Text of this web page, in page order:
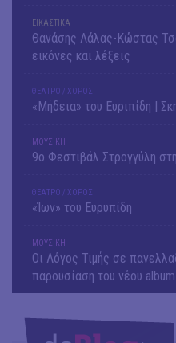
ΕΙΚΑΣΤΙΚΑ
Θανάσης Λάλας-Κώστας
εικόνες και λέξεις
ΘΕΑΤΡΟ / ΧΟΡΟΣ
«Μήδεια» του Ευριπίδη |
ΜΟΥΣΙΚΗ
9o Φεστιβάλ Στρογγύλη
ΘΕΑΤΡΟ / ΧΟΡΟΣ
«Ίων» του Ευρυπίδη
ΜΟΥΣΙΚΗ
Οι Λόγος Τιμής σε
παρουσίαση του νέου album